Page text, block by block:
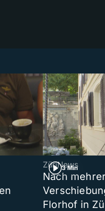
3 Min
ZüriNews
Nach
Florhof in